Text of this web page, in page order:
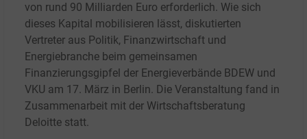
von rund 90 Milliarden Euro erforderlich. Wie sich
dieses Kapital mobilisieren lässt, diskutierten
Vertreter aus Politik, Finanzwirtschaft und
Energiebranche beim gemeinsamen
Finanzierungsgipfel der Energieverbände BDEW und
VKU am 17. März in Berlin. Die Veranstaltung fand in
Zusammenarbeit mit der Wirtschaftsberatung
Deloitte statt.